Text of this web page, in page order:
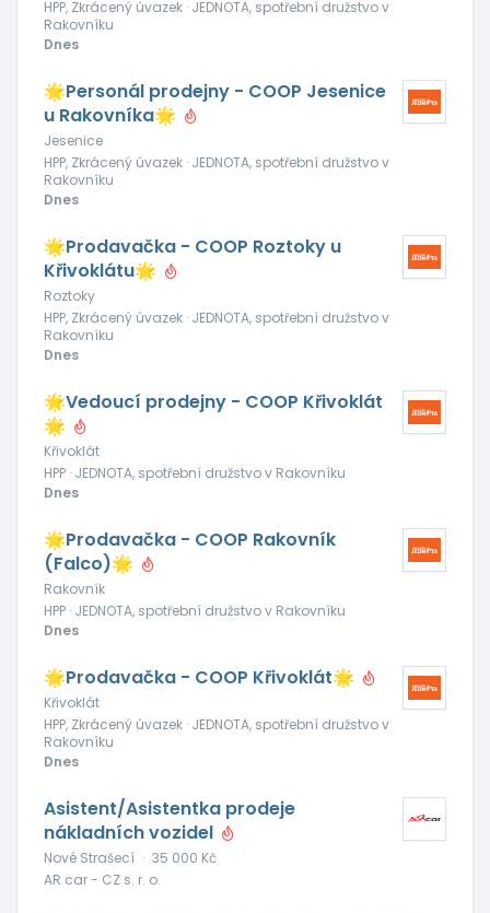
HPP, Zkrácený úvazek · JEDNOTA, spotřební družstvo v
Rakovníku
Dnes
🌟Personál prodejny - COOP Jesenice
u Rakovníka🌟
Jesenice
HPP, Zkrácený úvazek · JEDNOTA, spotřební družstvo v
Rakovníku
Dnes
🌟Prodavačka - COOP Roztoky u
Křivoklátu🌟
Roztoky
HPP, Zkrácený úvazek · JEDNOTA, spotřební družstvo v
Rakovníku
Dnes
🌟Vedoucí prodejny - COOP Křivoklát
🌟
Křivoklát
HPP · JEDNOTA, spotřební družstvo v Rakovníku
Dnes
🌟Prodavačka - COOP Rakovník
(Falco)🌟
Rakovník
HPP · JEDNOTA, spotřební družstvo v Rakovníku
Dnes
🌟Prodavačka - COOP Křivoklát🌟
Křivoklát
HPP, Zkrácený úvazek · JEDNOTA, spotřební družstvo v
Rakovníku
Dnes
Asistent/Asistentka prodeje
nákladních vozidel
Nové Strašecí · 35 000 Kč
AR car - CZ s. r. o.